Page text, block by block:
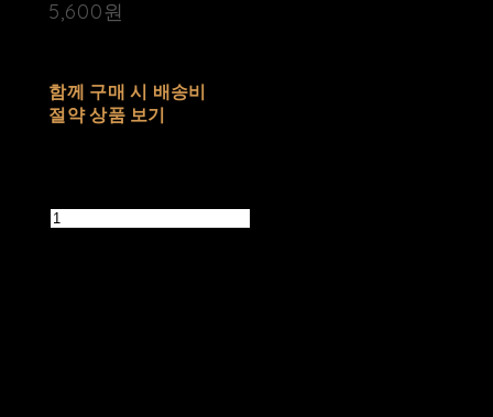
5,600원
함께 구매 시 배송비
절약 상품 보기